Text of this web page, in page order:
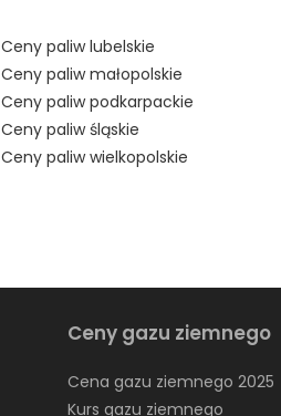
Ceny paliw lubelskie
Ceny paliw małopolskie
Ceny paliw podkarpackie
Ceny paliw śląskie
Ceny paliw wielkopolskie
Ceny gazu ziemnego
Cena gazu ziemnego 2025
Kurs gazu ziemnego